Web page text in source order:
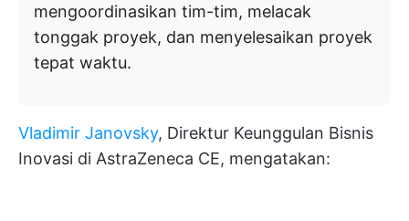
mengoordinasikan tim-tim, melacak
tonggak proyek, dan menyelesaikan proyek
tepat waktu.
Vladimir Janovsky, Direktur Keunggulan Bisnis
Inovasi di AstraZeneca CE, mengatakan: